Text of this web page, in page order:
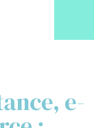
distance, e-commerce :
e-